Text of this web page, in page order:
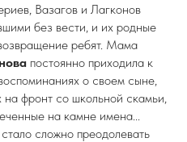
Вазагов и Лагконов
без вести, и их родные
ребят. Мама
постоянно приходила к
о своем сыне,
фронт со школьной скамьи,
на камне имена...
сложно преодолевать